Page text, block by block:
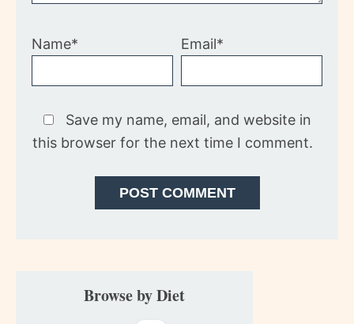
Name* Email*
Save my name, email, and website in
this browser for the next time I comment.
Primary
SidebarBrowse by Diet